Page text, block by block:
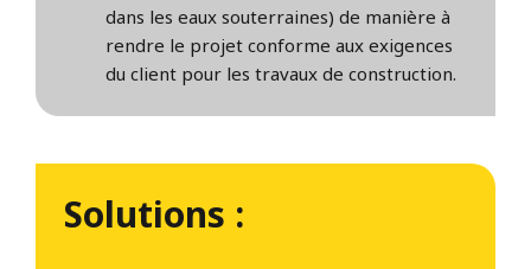
dans les eaux souterraines) de manière à
rendre le projet conforme aux exigences
du client pour les travaux de construction.
Solutions :